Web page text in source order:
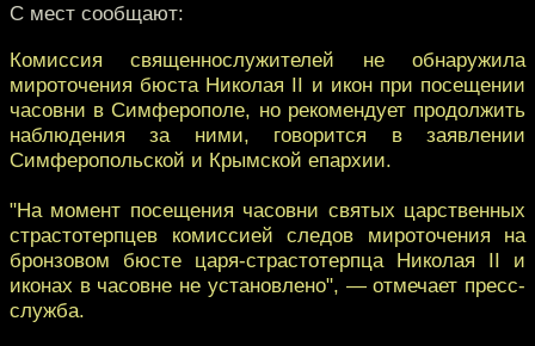
С мест сообщают:
Комиссия священнослужителей не обнаружила
мироточения бюста Николая II и икон при посещении
часовни в Симферополе, но рекомендует продолжить
наблюдения за ними, говорится в заявлении
Симферопольской и Крымской епархии.
"На момент посещения часовни святых царственных
страстотерпцев комиссией следов мироточения на
бронзовом бюсте царя-страстотерпца Николая II и
иконах в часовне не установлено", — отмечает пресс-
служба.